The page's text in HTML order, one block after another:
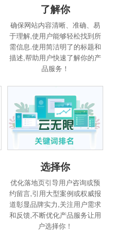
了解你
确保网站内容清晰、准确、易
于理解,使用户能够轻松找到所
需信息.使用简洁明了的标题和
描述,帮助用户快速了解你的产
品服务！
选择你
优化落地页引导用户咨询或预
约留言,引用大型案例或权威报
道彰显品牌实力,关注用户需求
和反馈,不断优化产品服务让用
户选择你！